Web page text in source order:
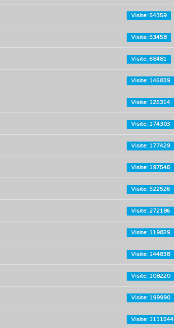
Visite: 54359
Visite: 53458
Visite: 68481
Visite: 145839
Visite: 125314
Visite: 174303
Visite: 177429
Visite: 197546
Visite: 522526
Visite: 272186
Visite: 119829
Visite: 144838
Visite: 108220
Visite: 199990
Visite: 1111544